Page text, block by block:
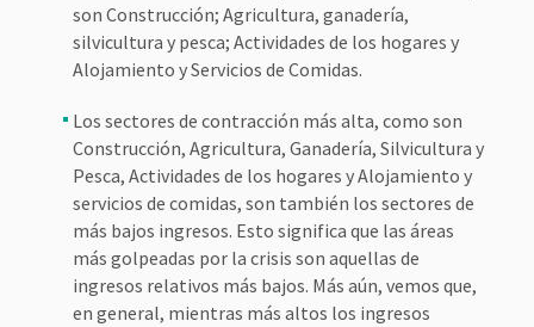
son Construcción; Agricultura, ganadería,
silvicultura y pesca; Actividades de los hogares y
Alojamiento y Servicios de Comidas.
Los sectores de contracción más alta, como son
Construcción, Agricultura, Ganadería, Silvicultura y
Pesca, Actividades de los hogares y Alojamiento y
servicios de comidas, son también los sectores de
más bajos ingresos. Esto significa que las áreas
más golpeadas por la crisis son aquellas de
ingresos relativos más bajos. Más aún, vemos que,
en general, mientras más altos los ingresos